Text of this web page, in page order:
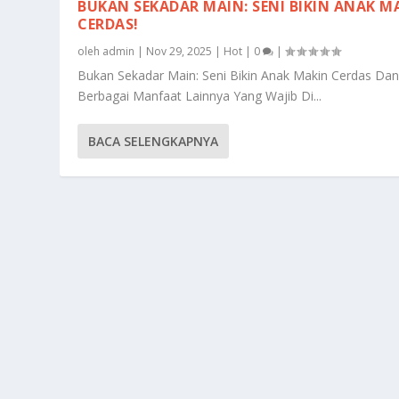
BUKAN SEKADAR MAIN: SENI BIKIN ANAK
CERDAS!
oleh admin | Nov 29, 2025 | Hot | 0 |
Bukan Sekadar Main: Seni Bikin Anak Makin Cerdas
Berbagai Manfaat Lainnya Yang Wajib Di...
BACA SELENGKAPNYA